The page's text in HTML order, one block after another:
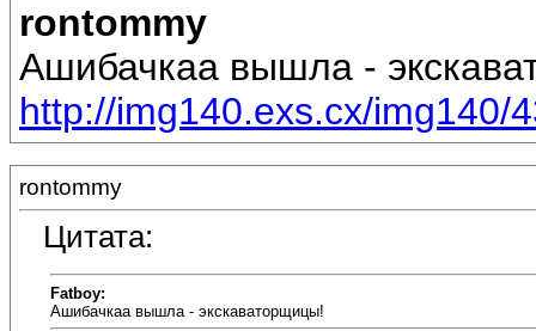
rontommy
Ашибачкаа вышла -
http://img140.exs.cx/img140/
rontommy
Цитата:
Fatboy:
Ашибачкаа вышла - экскаваторщицы!